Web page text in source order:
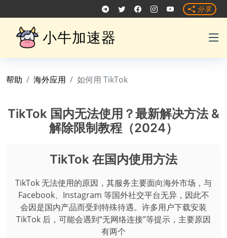
小牛加速器
分享
帮助 海外应用 如何用 TikTok
TikTok 国内无法使用？最新解决方法 &
解除限制教程（2024）
TikTok 在国内使用方法
TikTok 无法使用的原因，其服务主要面向海外市场，与
Facebook、Instagram 等国外社交平台无异，因此不
会因是国内产品而受到特殊待遇。许多用户下载安装
TikTok 后，可能会遇到“无网络连接”等提示，主要原因
有两个